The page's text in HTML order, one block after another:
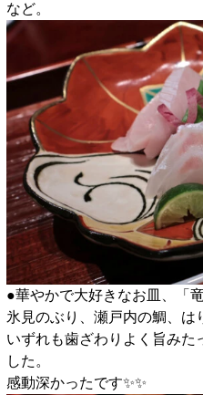
など。
●華やかで大好きなお皿、「竜
氷見のぶり、瀬戸内の鯛、は
いずれも歯ざわりよく旨みた
した。
感動深かったです✨️✨️